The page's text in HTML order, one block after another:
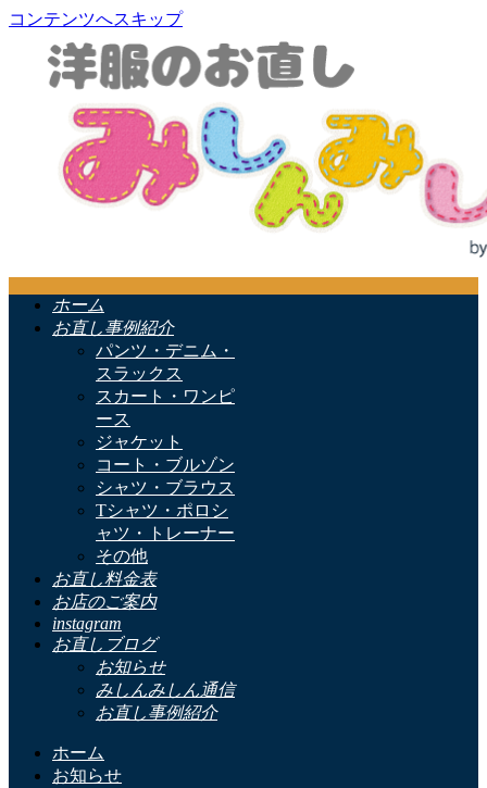
コンテンツへスキップ
ホーム
お直し事例紹介
パンツ・デニム・
スラックス
スカート・ワンピ
ース
ジャケット
コート・ブルゾン
シャツ・ブラウス
Tシャツ・ポロシ
ャツ・トレーナー
その他
お直し料金表
お店のご案内
instagram
お直しブログ
お知らせ
みしんみしん通信
お直し事例紹介
ホーム
お知らせ